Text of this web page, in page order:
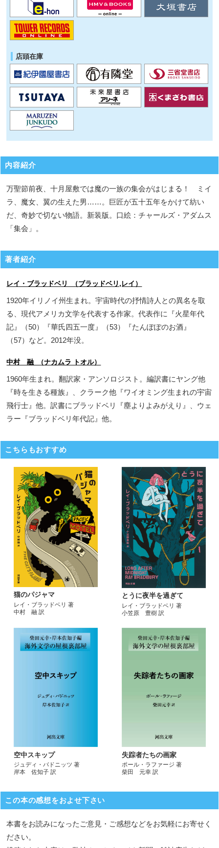
店頭在庫
内容紹介
万聖節前夜、十月屋敷では魔の一族の集会がはじまる！ ミイ
ラ、魔女、翼の生えた男……。巨匠が五十五年をかけて紡い
だ、奇妙で切ない物語。新装版。口絵：チャールズ・アダムス
「集会」。
著者紹介
レイ・ブラッドベリ （ブラッドベリ,レイ）
1920年イリノイ州生まれ。宇宙時代の抒情詩人との異名を取
る、現代アメリカ文学を代表する作家。代表作に『火星年代
記』（50）『華氏四五一度』（53）『たんぽぽのお酒』
（57）など。2012年没。
中村 融 （ナカムラ トオル）
1960年生まれ。翻訳家・アンソロジスト。編訳書にヤング他
『時を生きる種族』、クラーク他『ワイオミング生まれの宇宙
飛行士』他。訳書にブラッドベリ『塵よりよみがえり』、ウェ
ラー『ブラッドベリ年代記』他。
こちらもおすすめ
猫のパジャマ
レイ・ブラッドベリ 著
中村 融 訳
とうに夜半を過ぎて
レイ・ブラッドベリ 著
小笠原 豊樹 訳
空中スキップ
ジュディ・バドニッツ 著
岸本 佐知子 訳
失踪者たちの画家
ポール・ラファージ 著
柴田 元幸 訳
この本の感想をおよせ下さい
本書をお読みになったご意見・ご感想などをお気軽にお寄せく
ださい。